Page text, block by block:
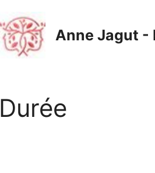
Anne Jagut -
Durée